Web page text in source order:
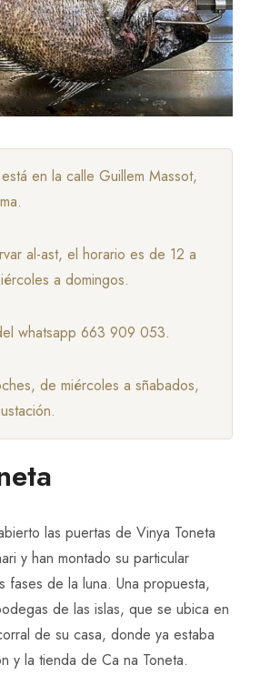
en la calle Guillem Massot,
al-ast, el horario es de 12 a
a domingos.
whatsapp 663 909 053.
de miércoles a sñabados,
las puertas de Vinya Toneta
y han montado su particular
fases de la luna. Una propuesta,
de las islas, que se ubica en
de su casa, donde ya estaba
y la tienda de Ca na Toneta.